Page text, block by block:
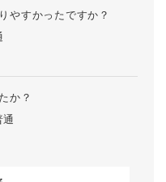
やすかったですか？
か？
通